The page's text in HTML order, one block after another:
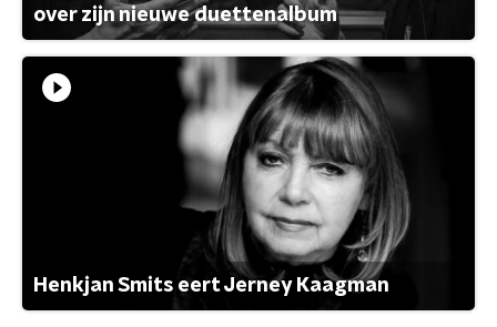
over zijn nieuwe duettenalbum
Henkjan Smits eert Jerney Kaagman